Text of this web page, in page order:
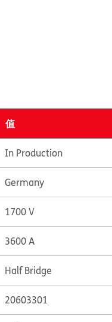
值
In Production
Germany
1700 V
3600 A
Half Bridge
20603301